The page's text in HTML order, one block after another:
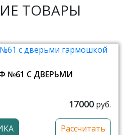
ТОВАРЫ
№61 С ДВЕРЬМИ
17000 руб.
Рассчитать